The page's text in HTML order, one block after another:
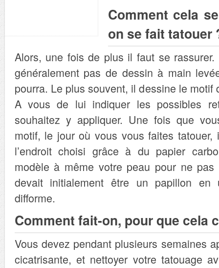
Comment cela
on se fait tatouer
Alors, une fois de plus il faut se
généralement pas de dessin à main
pourra. Le plus souvent, il dessine le motif
A vous de lui indiquer les possibles
souhaitez y appliquer. Une fois que
motif, le jour où vous vous faites tatouer,
l’endroit choisi grâce à du papier
modèle à même votre peau pour ne
devait initialement être un papillon
difforme.
Comment fait-on, pour que cela
Vous devez pendant plusieurs semaines
cicatrisante, et nettoyer votre tatouage